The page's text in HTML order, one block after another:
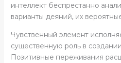
интеллект беспрестанно
варианты деяний, их
Чувственный элемент
существенную роль в
Позитивные переживания